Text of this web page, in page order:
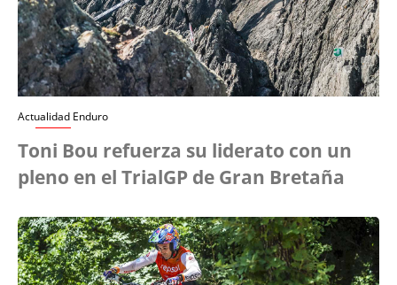
Actualidad Enduro
Toni Bou refuerza su liderato con un
pleno en el TrialGP de Gran Bretaña